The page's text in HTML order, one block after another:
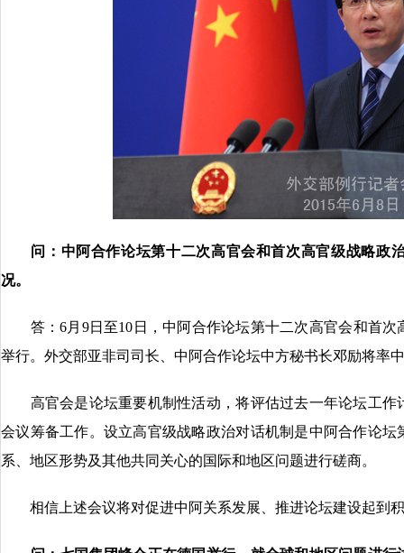
问：中阿合作论坛第十二次高官会和首次高官级战略政
况。
答：6月9日至10日，中阿合作论坛第十二次高官会和首次
举行。外交部亚非司司长、中阿合作论坛中方秘书长邓励将率
高官会是论坛重要机制性活动，将评估过去一年论坛工作
会议筹备工作。设立高官级战略政治对话机制是中阿合作论
系、地区形势及其他共同关心的国际和地区问题进行磋商。
相信上述会议将对促进中阿关系发展、推进论坛建设起到